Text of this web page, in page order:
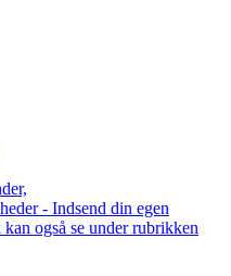
- Indsend din egen
også se under rubrikken